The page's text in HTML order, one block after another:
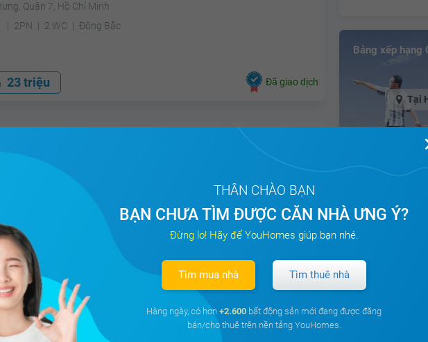
Quận 7, Hồ Chí Minh
2PN 2 WC Đông Bắc
23 triệu Đã giao dịch
17 triệu
thuê căn hộ chung cư Sunrise City
Bảng xếp hạng
Tại
THÂN CHÀO BẠN
BẠN CHƯA TÌM ĐƯỢC CĂN NHÀ ƯNG Ý?
Đừng lo! Hãy để YouHomes giúp bạn nhé.
Tìm mua nhà Tìm thuê nhà
Hàng ngày, có hơn +2.600 bất động sản mới đang được đăng
bán/cho thuê trên nền tảng YouHomes.